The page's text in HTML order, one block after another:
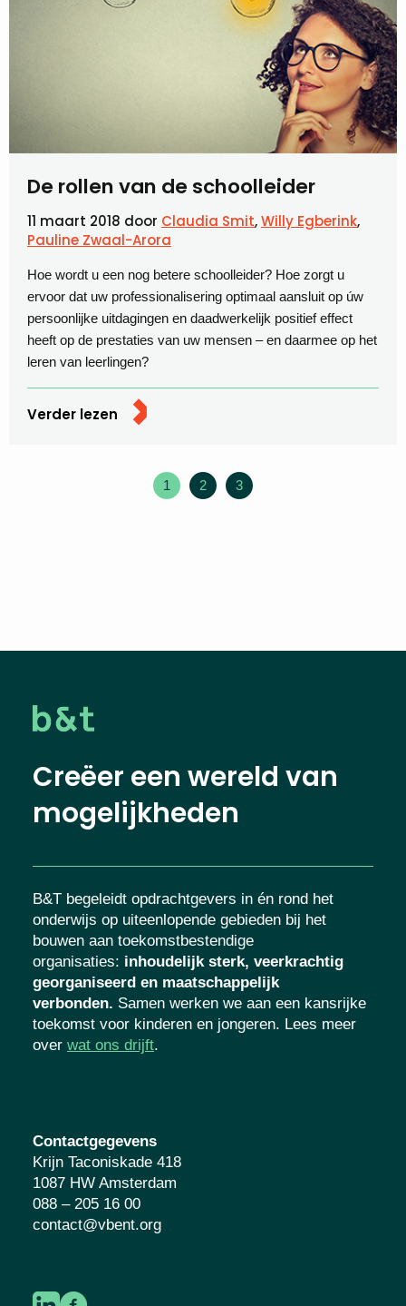
De rollen van de schoolleider
11 maart 2018 door Claudia Smit,Willy Egberink,
Pauline Zwaal-Arora
Hoe wordt u een nog betere schoolleider? Hoe zorgt u
ervoor dat uw professionalisering optimaal aansluit op úw
persoonlijke uitdagingen en daadwerkelijk positief effect
heeft op de prestaties van uw mensen – en daarmee op het
leren van leerlingen?
Verder lezen
1 2 3
Creëer een wereld van
mogelijkheden
B&T begeleidt opdrachtgevers in én rond het
onderwijs op uiteenlopende gebieden bij het
bouwen aan toekomstbestendige
organisaties: inhoudelijk sterk, veerkrachtig
georganiseerd en maatschappelijk
verbonden. Samen werken we aan een kansrijke
toekomst voor kinderen en jongeren. Lees meer
over wat ons drijft.
Contactgegevens
Krijn Taconiskade 418
1087 HW Amsterdam
088 – 205 16 00
contact@vbent.org